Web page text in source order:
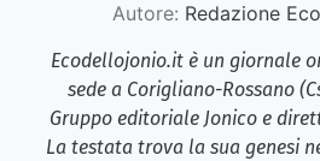
Autore: Redazione
Ecodellojonio.it è un giornale
sede a Corigliano-Rossano
Gruppo editoriale Jonico e
La testata trova la sua genesi